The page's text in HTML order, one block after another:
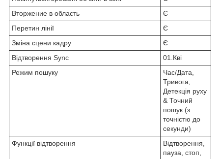
Вторжение в область
Є
Перетин лінії
Є
Зміна сцени кадру
Є
Відтворення Sync
01.Кві
Режим пошуку
Час/Дата,
Тривога,
Детекція руху
& Точний
пошук (з
точністю до
секунди)
Функції відтворення
Відтворення,
пауза, стоп,